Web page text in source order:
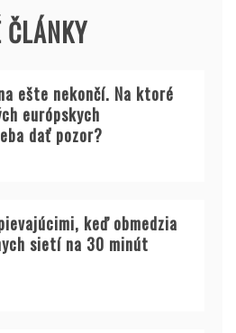
ČLÁNKY
ešte nekončí. Na ktoré
európskych
dať pozor?
keď obmedzia
sietí na 30 minút